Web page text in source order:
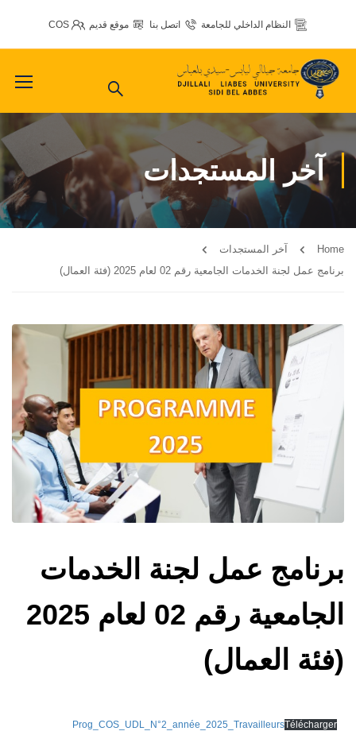
النظام الداخلي للجامعة اتصل بنا موقع قديم COS
آخر المستجدات
Home
آخر المستجدات
برنامج عمل لجنة الخدمات الجامعية رقم 02 لعام 2025 (فئة العمال)
برنامج عمل لجنة الخدمات
الجامعية رقم 02 لعام 2025
(فئة العمال)
Prog_COS_UDL_N°2_année_2025_TravailleursTélécharger